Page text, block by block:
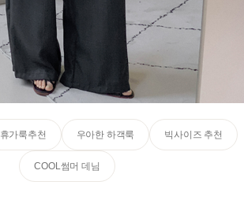
휴가룩추천 우아한 하객룩 빅사이즈 추천
COOL썸머 데님